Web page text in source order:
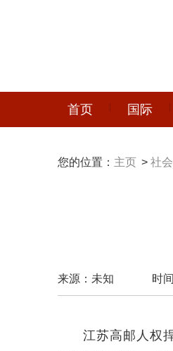
首页 国际
您的位置： 主页 > 社会
来源：未知 时
江苏高邮人权